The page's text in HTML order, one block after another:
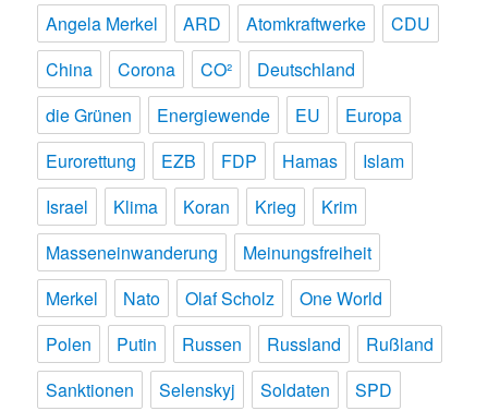
Angela Merkel
ARD Atomkraftwerke
CDU
China
Corona CO²
Deutschland
die Grünen
Energiewende EU
Europa
Eurorettung
EZB FDP Hamas
Islam
Israel
Klima Koran Krieg
Krim
Masseneinwanderung
Meinungsfreiheit
Merkel
Nato Olaf Scholz
One World
Polen
Putin Russen Russland
Rußland
Sanktionen
Selenskyj Soldaten
SPD